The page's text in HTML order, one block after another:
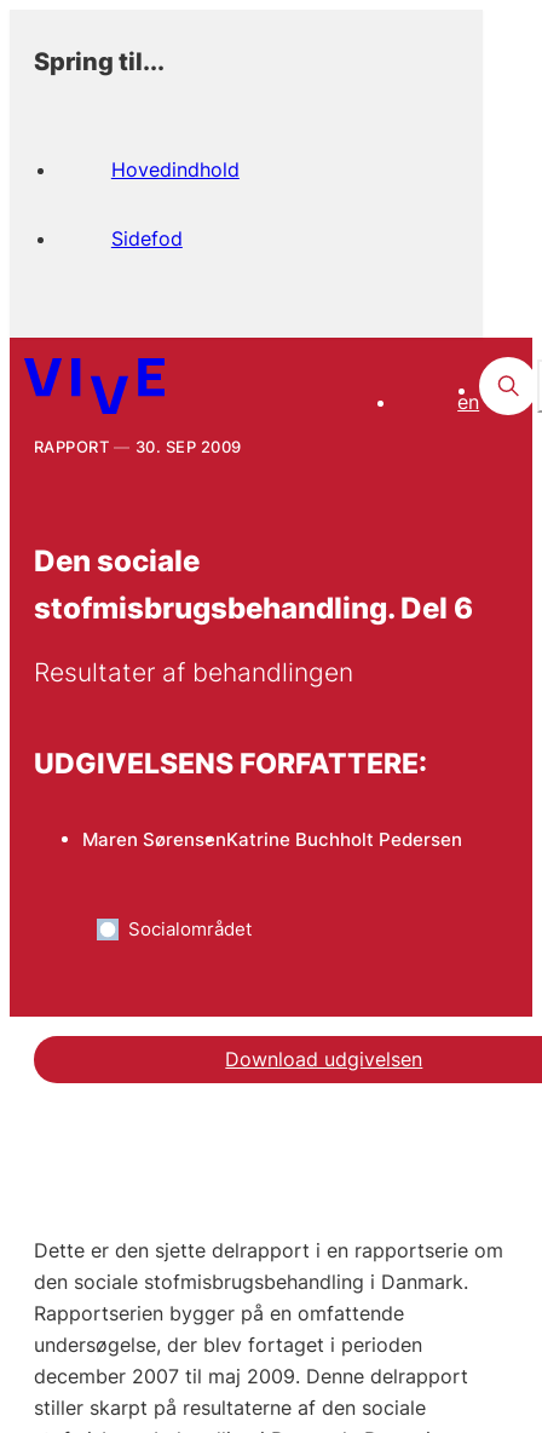
Spring til...
Hovedindhold
Sidefod
en
RAPPORT 30. SEP 2009
Den sociale
stofmisbrugsbehandling. Del 6
Resultater af behandlingen
UDGIVELSENS FORFATTERE:
Maren SørensenKatrine Buchholt Pedersen
Socialområdet
Download udgivelsen
Dette er den sjette delrapport i en rapportserie om
den sociale stofmisbrugsbehandling i Danmark.
Rapportserien bygger på en omfattende
undersøgelse, der blev fortaget i perioden
december 2007 til maj 2009. Denne delrapport
stiller skarpt på resultaterne af den sociale